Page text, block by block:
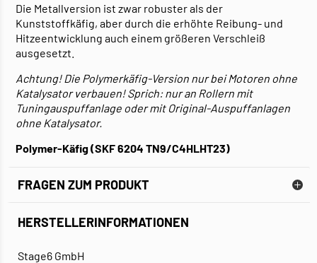
Die Metallversion ist zwar robuster als der
Kunststoffkäfig, aber durch die erhöhte Reibung- und
Hitzeentwicklung auch einem größeren Verschleiß
ausgesetzt.
Achtung! Die Polymerkäfig-Version nur bei Motoren ohne
Katalysator verbauen! Sprich: nur an Rollern mit
Tuningauspuffanlage oder mit Original-Auspuffanlagen
ohne Katalysator.
Polymer-Käfig (SKF 6204 TN9/C4HLHT23)
FRAGEN ZUM PRODUKT
HERSTELLERINFORMATIONEN
Stage6 GmbH